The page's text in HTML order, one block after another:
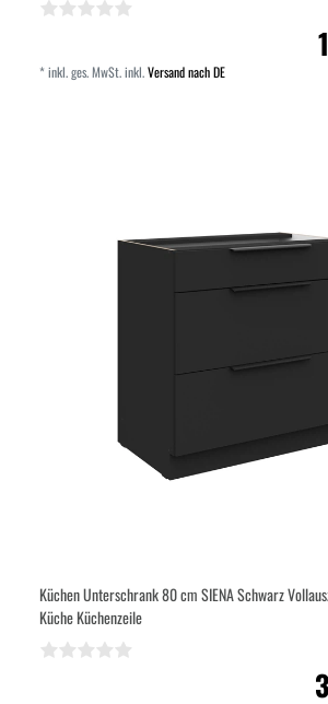
*inkl. ges. MwSt.inkl.Versand nach DE
Küchen Unterschrank 80 cm SIENA Schwarz
Küche Küchenzeile